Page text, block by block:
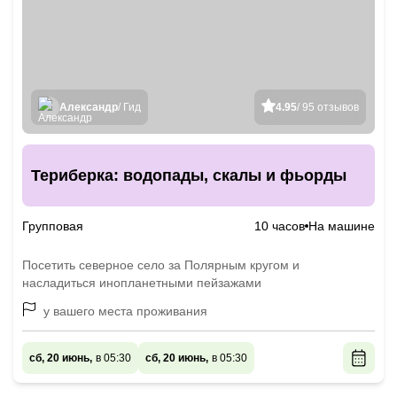
4.95/ 95 отзывов
Александр/ Гид
Териберка: водопады, скалы и фьорды
Групповая 10 часов На машине
Посетить северное село за Полярным кругом и
насладиться инопланетными пейзажами
у вашего места проживания
сб, 20 июнь, в 05:30 сб, 20 июнь, в 05:30